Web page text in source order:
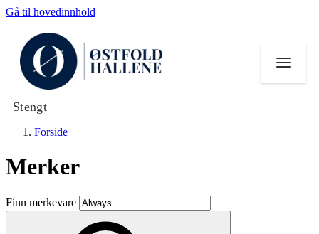
Gå til hovedinnhold
Stengt
Butikker
Mat og drikke
Forside
Merker
Finn merkevare